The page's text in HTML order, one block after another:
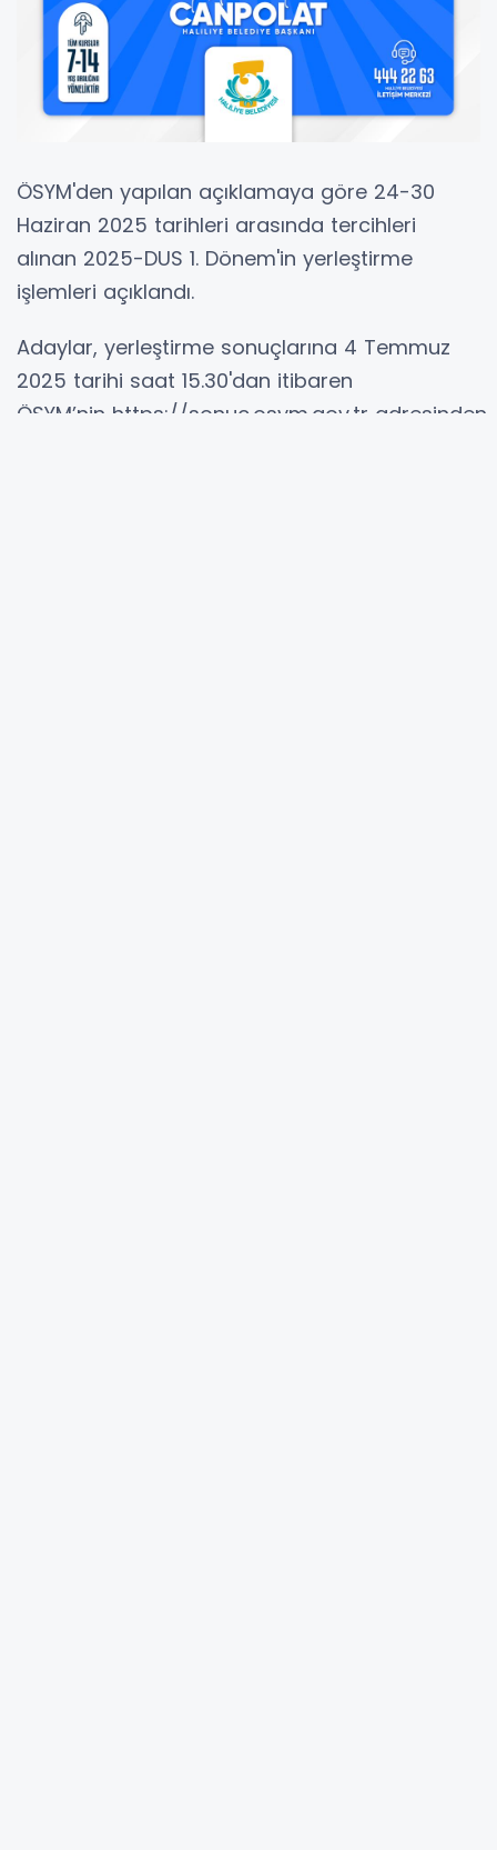
ÖSYM'den yapılan açıklamaya göre 24-30
Haziran 2025 tarihleri arasında tercihleri
alınan 2025-DUS 1. Dönem'in yerleştirme
işlemleri açıklandı.
Adaylar, yerleştirme sonuçlarına 4 Temmuz
2025 tarihi saat 15.30'dan itibaren
ÖSYM’nin https://sonuc.osym.gov.tr adresinden